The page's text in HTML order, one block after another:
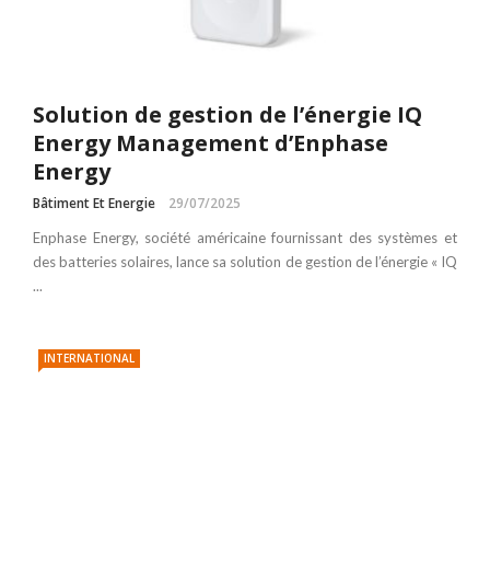
Solution de gestion de l’énergie IQ
Energy Management d’Enphase
Energy
Bâtiment Et Energie 29/07/2025
Enphase Energy, société américaine fournissant des systèmes et
des batteries solaires, lance sa solution de gestion de l’énergie « IQ
...
INTERNATIONAL